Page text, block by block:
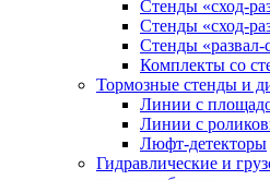
Стенды «сход-
Стенды «сход-
Стенды
Комплекты со
Тормозные стенды и
Линии с
Линии с
Люфт-детекторы
Гидравлические и